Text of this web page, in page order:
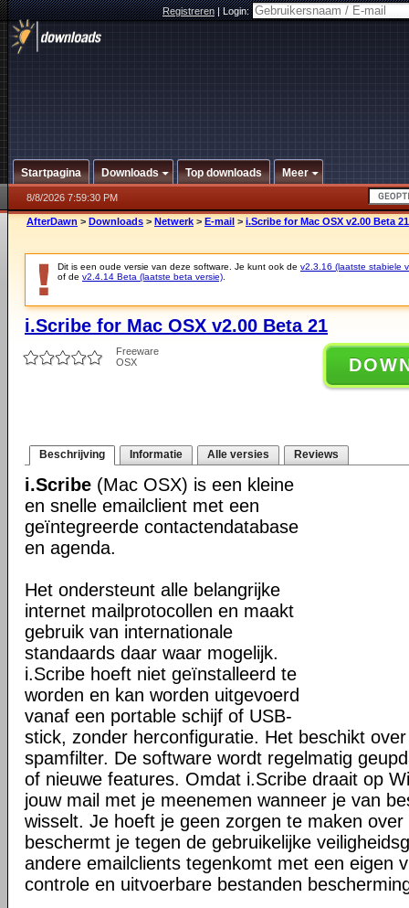
Registreren|Login:
Startpagina Downloads Top downloads Meer
8/8/2026 7:59:30 PM
AfterDawn > Downloads > Netwerk > E-mail > i.Scribe for Mac OSX v2.00 Beta 21
Dit is een oude versie van deze software. Je kunt ook de v2.3.16 (laatste stabiele
of de v2.4.14 Beta (laatste beta versie)
i.Scribe for Mac OSX v2.00 Beta 21
Freeware
OSX
Beschrijving Informatie Alle versies Reviews
i.Scribe (Mac OSX) is een kleine
en snelle emailclient met een
geïntegreerde contactendatabase
en agenda.
Het ondersteunt alle belangrijke
internet mailprotocollen en maakt
gebruik van internationale
standaards daar waar mogelijk.
i.Scribe hoeft niet geïnstalleerd te
worden en kan worden uitgevoerd
vanaf een portable schijf of USB-
stick, zonder herconfiguratie. Het beschikt
spamfilter. De software wordt regelmatig
of nieuwe features. Omdat i.Scribe draait op
jouw mail met je meenemen wanneer je van
wisselt. Je hoeft je geen zorgen te maken
beschermt je tegen de gebruikelijke
andere emailclients tegenkomt met een eigen
controle en uitvoerbare bestanden